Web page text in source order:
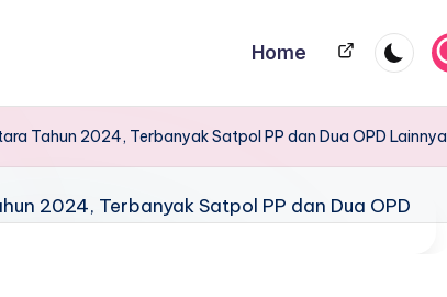
Home Home
Tahun 2024, Terbanyak Satpol PP dan Dua OPD Lainnya